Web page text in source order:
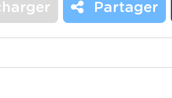
Partager